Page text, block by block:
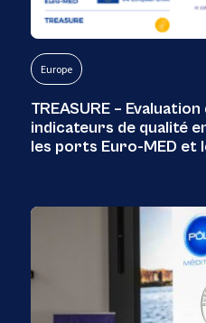
Europe
TREASURE –
indicateurs de qualité
les ports Euro-MED et